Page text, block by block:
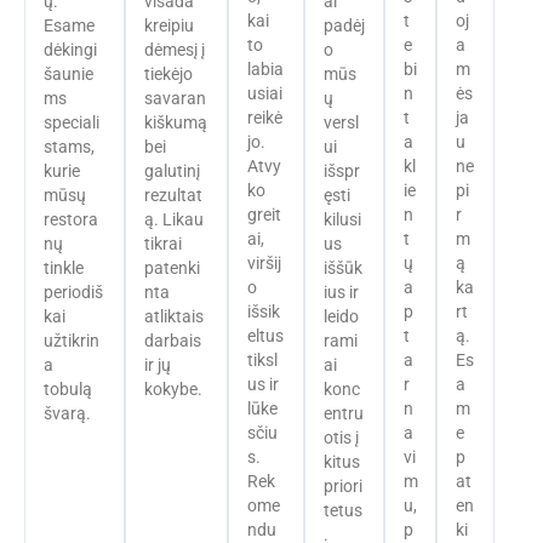
Esame
dėkingi
šaunie
ms
speciali
stams,
kurie
mūsų
restora
nų
tinkle
periodiš
kai
užtikrin
a
tobulą
švarą.
kreipiu
dėmesį į
tiekėjo
savaran
kiškumą
bei
galutinį
rezultat
ą. Likau
tikrai
patenki
nta
atliktais
darbais
ir jų
kokybe.
kai
to
labia
usiai
reikė
jo.
Atvy
ko
greit
ai,
viršij
o
išsik
eltus
tiksl
us ir
lūke
sčiu
s.
Rek
ome
ndu
padėj
o
mūs
ų
versl
ui
išspr
ęsti
kilusi
us
iššūk
ius ir
leido
rami
ai
konc
entru
otis į
kitus
priori
tetus
.
t
e
bi
n
t
a
kl
ie
n
t
ų
a
p
t
a
r
n
a
vi
m
u,
p
oj
a
m
ės
ja
u
ne
pi
r
m
ą
ka
rt
ą.
Es
a
m
e
p
at
en
ki